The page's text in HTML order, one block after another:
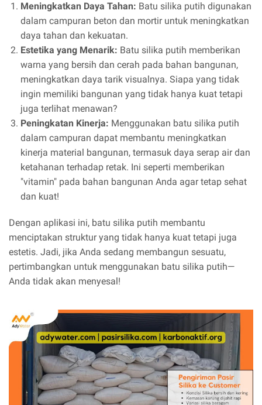
Meningkatkan Daya Tahan: Batu silika putih digunakan
dalam campuran beton dan mortir untuk meningkatkan
daya tahan dan kekuatan.
Estetika yang Menarik: Batu silika putih memberikan
warna yang bersih dan cerah pada bahan bangunan,
meningkatkan daya tarik visualnya. Siapa yang tidak
ingin memiliki bangunan yang tidak hanya kuat tetapi
juga terlihat menawan?
Peningkatan Kinerja: Menggunakan batu silika putih
dalam campuran dapat membantu meningkatkan
kinerja material bangunan, termasuk daya serap air dan
ketahanan terhadap retak. Ini seperti memberikan
"vitamin" pada bahan bangunan Anda agar tetap sehat
dan kuat!
Dengan aplikasi ini, batu silika putih membantu
menciptakan struktur yang tidak hanya kuat tetapi juga
estetis. Jadi, jika Anda sedang membangun sesuatu,
pertimbangkan untuk menggunakan batu silika putih—
Anda tidak akan menyesal!